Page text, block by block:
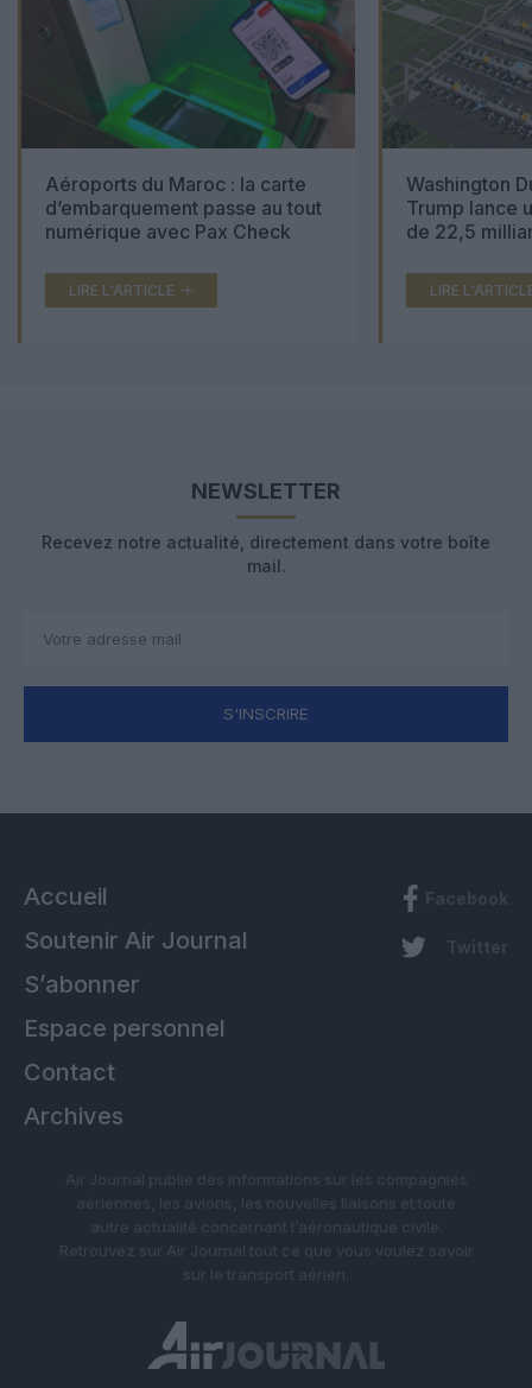
Aéroports du Maroc : la carte
d’embarquement passe au tout
numérique avec Pax Check
LIRE L'ARTICLE
Washington
Trump lance
de 22,5
LIRE
NEWSLETTER
Recevez notre actualité, directement dans votre boîte
mail.
S'INSCRIRE
Accueil
Soutenir Air Journal
S’abonner
Espace personnel
Contact
Archives